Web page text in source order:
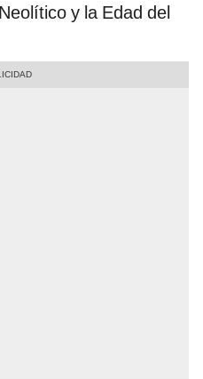
y la Edad del